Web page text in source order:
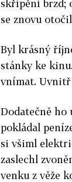
skřípění brzd;
se znovu
Byl krásný
stánky ke
vnímat.
Dodatečně ho
pokládal
si všiml
zaslechl
venku z věže